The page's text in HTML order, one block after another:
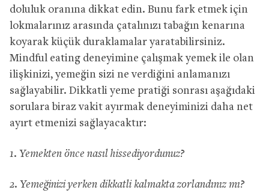
doluluk oranına dikkat edin. Bunu fark etmek için
lokmalarınız arasında çatalınızı tabağın kenarına
koyarak küçük duraklamalar yaratabilirsiniz.
Mindful eating deneyimine çalışmak yemek ile olan
ilişkinizi, yemeğin sizi ne verdiğini anlamanızı
sağlayabilir. Dikkatli yeme pratiği sonrası aşağıdaki
sorulara biraz vakit ayırmak deneyiminizi daha net
ayırt etmenizi sağlayacaktır:
1. Yemekten önce nasıl hissediyordunuz?
2. Yemeğinizi yerken dikkatli kalmakta zorlandınız mı?